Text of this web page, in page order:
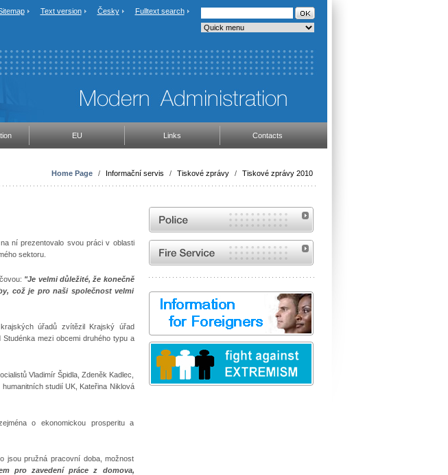
Text version Česky Fulltext search
EU Links Contacts
Home Page / Informační servis / Tiskové zprávy / Tiskové zprávy 2010
ní prezentovalo svou práci v oblasti
sektoru.
"Je velmi důležité, že konečně
což je pro naši společnost velmi
úřadů zvítězil Krajský úřad
mezi obcemi druhého typu a
Vladimír Špidla, Zdeněk Kadlec,
studií UK, Kateřina Niklová
o ekonomickou prosperitu a
jsou pružná pracovní doba, možnost
pro zavedení práce z domova,
Website of the Police of the Czech Republic
Website of the Fire and Rescue Service of the
Czech Republic